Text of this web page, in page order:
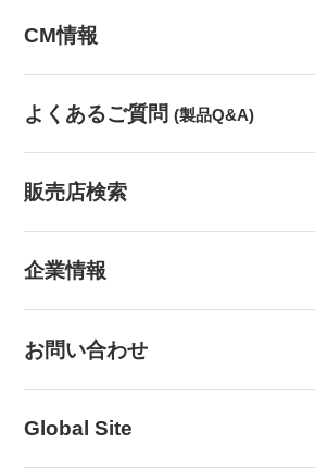
CM情報
よくあるご質問 (製品Q&A)
販売店検索
企業情報
お問い合わせ
Global Site